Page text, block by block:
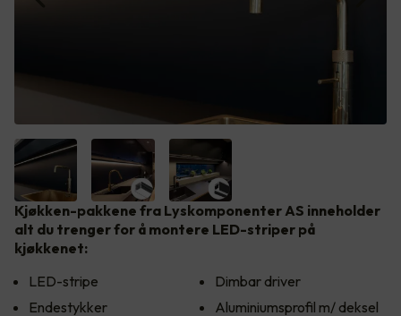
Kjøkken-pakkene fra Lyskomponenter AS inneholder
alt du trenger for å montere LED-striper på
kjøkkenet:
LED-stripe
Endestykker
Dimbar driver
Aluminiumsprofil m/ deksel